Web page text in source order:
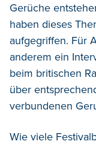
Gerüche
haben dieses
aufgegriffen. Für
anderem ein
beim britischen
über
verbundenen
Wie viele